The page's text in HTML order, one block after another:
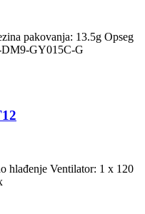
pakovanja: 13.5g Opseg
DM9-GY015C-G
hlađenje Ventilator: 1 x 120